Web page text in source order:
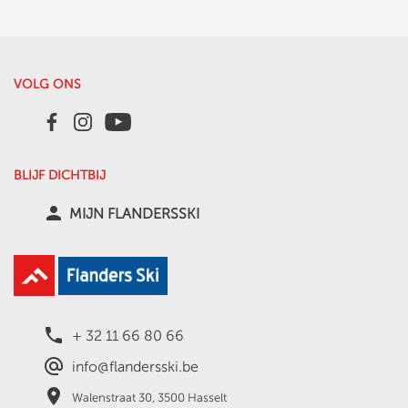
VOLG ONS
BLIJF DICHTBIJ
person MIJN FLANDERSSKI
local_phone + 32 11 66 80 66
alternate_email info@flandersski.be
place Walenstraat 30, 3500 Hasselt